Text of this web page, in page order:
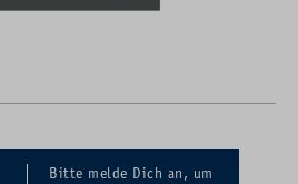
Bitte melde Dich an, um